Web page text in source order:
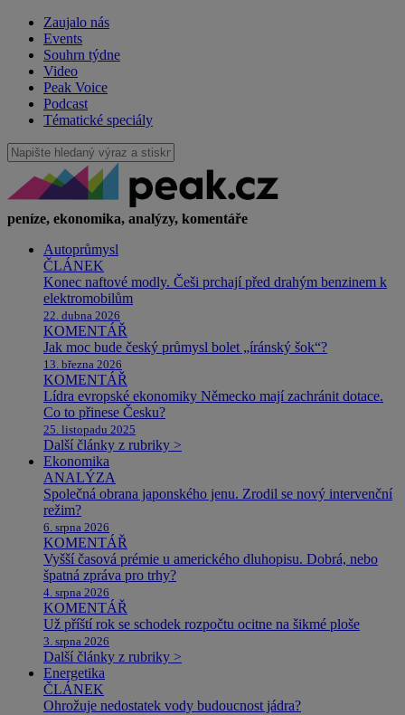
Zaujalo nás
Events
Souhrn týdne
Video
Peak Voice
Podcast
Tématické speciály
peníze, ekonomika, analýzy, komentáře
Autoprůmysl
ČLÁNEK
Konec naftové modly. Češi prchají před drahým benzinem k
elektromobilům
22. dubna 2026
KOMENTÁŘ
Jak moc bude český průmysl bolet „íránský šok“?
13. března 2026
KOMENTÁŘ
Lídra evropské ekonomiky Německo mají zachránit dotace.
Co to přinese Česku?
25. listopadu 2025
Další články z rubriky >
Ekonomika
ANALÝZA
Společná obrana japonského jenu. Zrodil se nový intervenční
režim?
6. srpna 2026
KOMENTÁŘ
Vyšší časová prémie u amerického dluhopisu. Dobrá, nebo
špatná zpráva pro trhy?
4. srpna 2026
KOMENTÁŘ
Už příští rok se schodek rozpočtu ocitne na šikmé ploše
3. srpna 2026
Další články z rubriky >
Energetika
ČLÁNEK
Ohrožuje nedostatek vody budoucnost jádra?